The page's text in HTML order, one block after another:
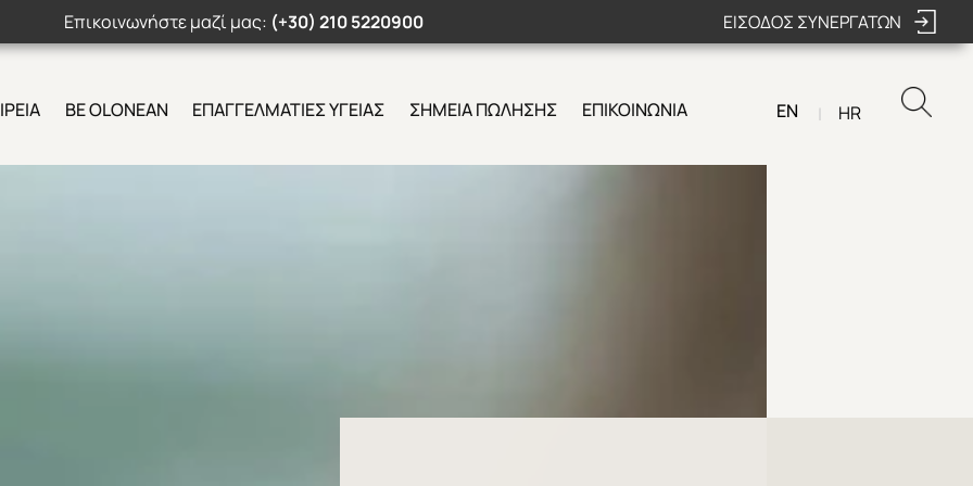
Επικοινωνήστε μαζί μας: (+30) 210 5220900 ΕΙΣΟΔΟΣ ΣΥΝΕΡΓΑΤΩΝ
BE OLONEAN ΕΠΑΓΓΕΛΜΑΤΙΕΣ ΥΓΕΙΑΣ ΣΗΜΕΙΑ ΠΩΛΗΣΗΣ ΕΠΙΚΟΙΝΩΝΙΑ EN | HR